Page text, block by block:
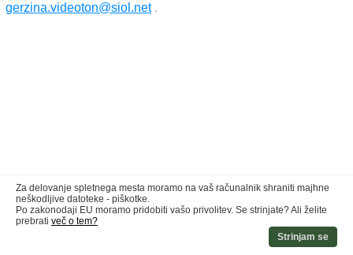
gerzina.videoton@siol.net.
Za delovanje spletnega mesta moramo na vaš računalnik shraniti majhne
neškodljive datoteke - piškotke.
Po zakonodaji EU moramo pridobiti vašo privolitev. Se strinjate? Ali želite
prebrati več o tem?
Strinjam se